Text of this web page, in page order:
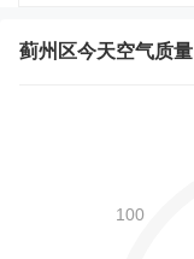
蓟州区今天空气质量